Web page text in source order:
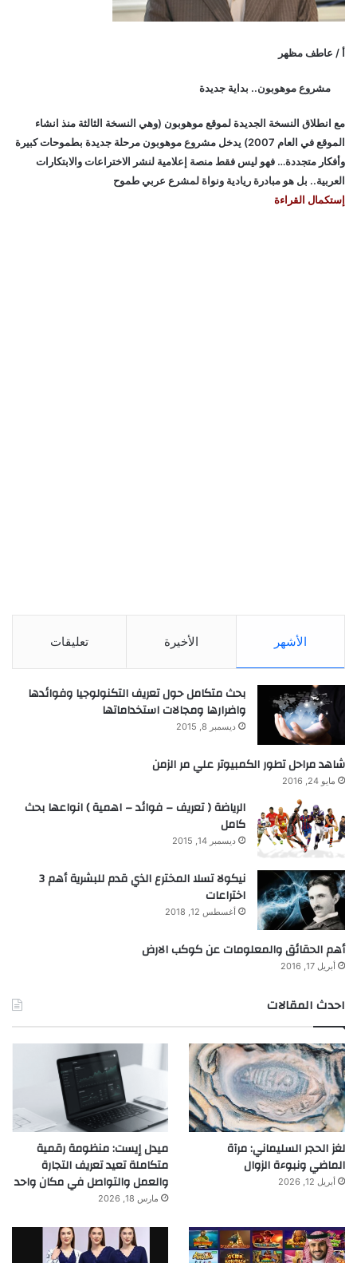
أ / عاطف مظهر
مشروع موهوبون.. بداية جديدة
مع انطلاق النسخة الجديدة لموقع موهوبون (وهي النسخة الثالثة منذ انشاء
الموقع في العام 2007) يدخل مشروع موهوبون مرحلة جديدة بطموحات كبيرة
وأفكار متجددة… فهو ليس فقط منصة إعلامية لنشر الاختراعات والابتكارات
العربية.. بل هو مبادرة ريادية ونواة لمشرع عربي طموح
إستكمال القراءة
الأشهر الأخيرة تعليقات
بحث متكامل حول تعريف التكنولوجيا وفوائدها
واضرارها ومجالات استخداماتها
ديسمبر 8, 2015
شاهد مراحل تطور الكمبيوتر علي مر الزمن
مايو 24, 2016
الرياضة ( تعريف – فوائد – اهمية ) انواعها بحث
كامل
ديسمبر 14, 2015
نيكولا تسلا المخترع الذي قدم للبشرية أهم 3
اختراعات
أغسطس 12, 2018
أهم الحقائق والمعلومات عن كوكب الارض
أبريل 17, 2016
احدث المقالات
لغز الحجر السليماني: مرآة
الماضي ونبوءة الزوال
أبريل 12, 2026
ميدل إيست: منظومة رقمية
متكاملة تعيد تعريف التجارة
والعمل والتواصل في مكان واحد
مارس 18, 2026